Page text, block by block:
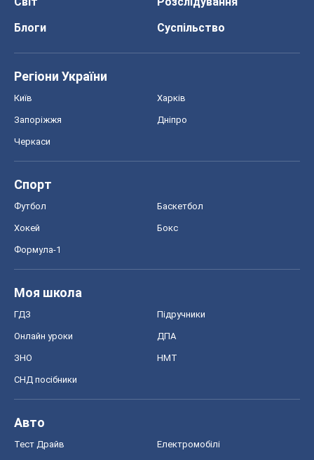
Блоги
Суспільство
Регіони України
Київ Харків
Запоріжжя Дніпро
Черкаси
Спорт
Футбол Баскетбол
Хокей Бокс
Формула-1
Моя школа
ГДЗ Підручники
Онлайн уроки ДПА
ЗНО НМТ
СНД посібники
Авто
Тест Драйв Електромобілі